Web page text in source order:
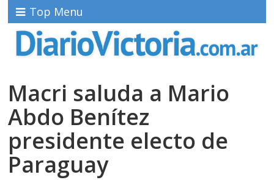
Top Menu
Macri saluda a Mario
Abdo Benítez
presidente electo de
Paraguay